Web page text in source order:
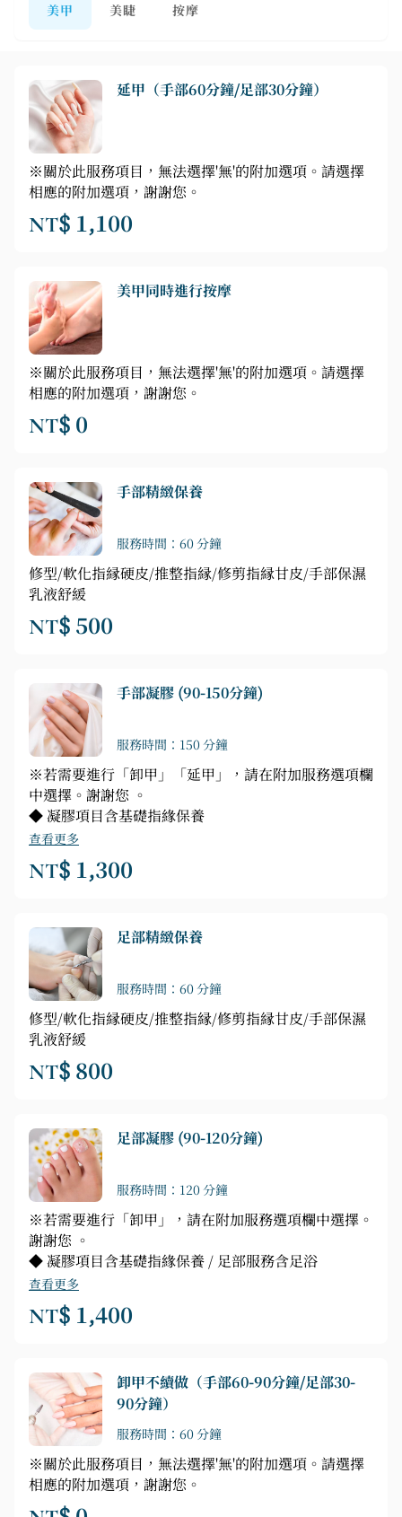
美甲 美睫 按摩
延甲（手部60分鐘/足部30分鐘）
※關於此服務項目，無法選擇'無'的附加選項。請選擇
相應的附加選項，謝謝您。
NT$ 1,100
美甲同時進行按摩
※關於此服務項目，無法選擇'無'的附加選項。請選擇
相應的附加選項，謝謝您。
NT$ 0
手部精緻保養
服務時間：60 分鐘
修型/軟化指縁硬皮/推整指縁/修剪指縁甘皮/手部保濕
乳液舒緩
NT$ 500
手部凝膠 (90-150分鐘)
服務時間：150 分鐘
※若需要進行「卸甲」「延甲」，請在附加服務選項欄
中選擇。謝謝您 。
◆ 凝膠項目含基礎指緣保養
查看更多
NT$ 1,300
足部精緻保養
服務時間：60 分鐘
修型/軟化指縁硬皮/推整指縁/修剪指縁甘皮/手部保濕
乳液舒緩
NT$ 800
足部凝膠 (90-120分鐘)
服務時間：120 分鐘
※若需要進行「卸甲」，請在附加服務選項欄中選擇。
謝謝您 。
◆ 凝膠項目含基礎指緣保養 / 足部服務含足浴
查看更多
NT$ 1,400
卸甲不續做（手部60-90分鐘/足部30-
90分鐘）
服務時間：60 分鐘
※關於此服務項目，無法選擇'無'的附加選項。請選擇
相應的附加選項，謝謝您。